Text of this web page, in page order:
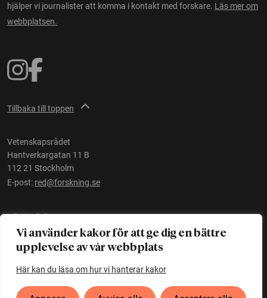
Vi använder kakor för att ge dig en bättre
upplevelse av vår webbplats
Här kan du läsa om hur vi hanterar kakor
hjälper vi journalister att komma i kontakt med forskare. Läs mer om
webbplatsen.
Tillbaka till toppen
Vetenskapsrådet
Hantverkargatan 11 B
112 21 Stockholm
E-post: red@forskning.se
Tillgänglighet
Ett initiativ avVetenskapsrådet